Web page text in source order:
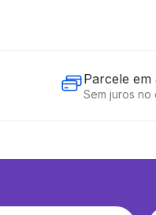
Parcele em
Sem juros